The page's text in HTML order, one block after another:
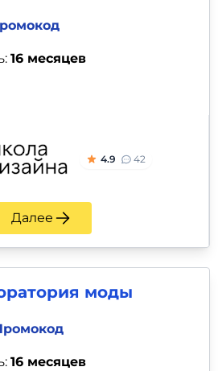
16 месяцев
4.9 42
Далее
моды
16 месяцев